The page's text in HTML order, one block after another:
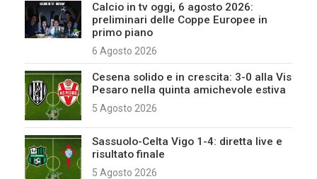
Calcio in tv oggi, 6 agosto 2026:
preliminari delle Coppe Europee in
primo piano
6 Agosto 2026
Cesena solido e in crescita: 3-0 alla Vis
Pesaro nella quinta amichevole estiva
5 Agosto 2026
Sassuolo-Celta Vigo 1-4: diretta live e
risultato finale
5 Agosto 2026